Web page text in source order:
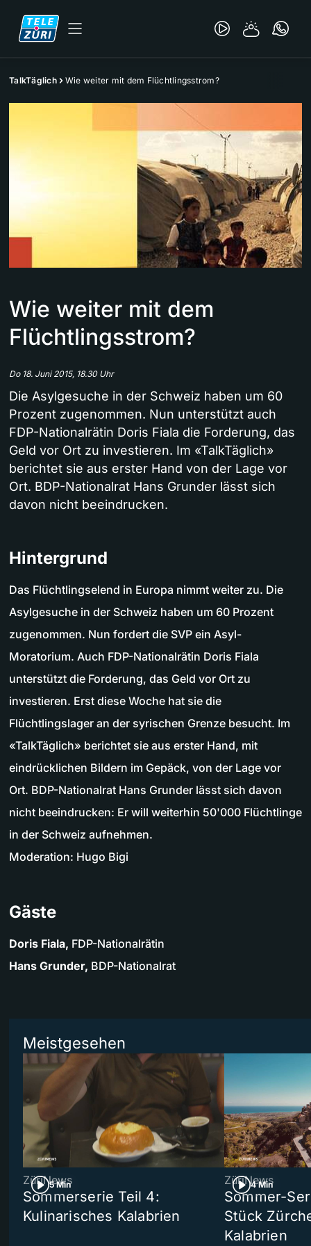
TalkTäglich Wie weiter mit dem Flüchtlingsstrom?
Wie weiter mit dem
Flüchtlingsstrom?
Do 18. Juni 2015, 18.30 Uhr
Die Asylgesuche in der Schweiz haben um 60
Prozent zugenommen. Nun unterstützt auch
FDP-Nationalrätin Doris Fiala die Forderung, das
Geld vor Ort zu investieren. Im «TalkTäglich»
berichtet sie aus erster Hand von der Lage vor
Ort. BDP-Nationalrat Hans Grunder lässt sich
davon nicht beeindrucken.
Hintergrund
Das Flüchtlingselend in Europa nimmt weiter zu. Die
Asylgesuche in der Schweiz haben um 60 Prozent
zugenommen. Nun fordert die SVP ein Asyl-
Moratorium. Auch FDP-Nationalrätin Doris Fiala
unterstützt die Forderung, das Geld vor Ort zu
investieren. Erst diese Woche hat sie die
Flüchtlingslager an der syrischen Grenze besucht. Im
«TalkTäglich» berichtet sie aus erster Hand, mit
eindrücklichen Bildern im Gepäck, von der Lage vor
Ort. BDP-Nationalrat Hans Grunder lässt sich davon
nicht beeindrucken: Er will weiterhin 50'000 Flüchtlinge
in der Schweiz aufnehmen.
Moderation: Hugo Bigi
Gäste
Doris Fiala, FDP-Nationalrätin
Hans Grunder, BDP-Nationalrat
Meistgesehen
5 Min
ZüriNews
Sommerserie Teil 4:
Kulinarisches Kalabrien
4 Min
ZüriNews
Sommer-
Stück
Kalabrien